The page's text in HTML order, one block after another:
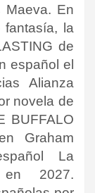
Maeva. En
fantasía, la
de
español el
Alianza
novela de
BUFFALO
Graham
La
2027.